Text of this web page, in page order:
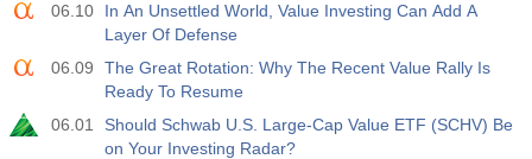
06.10
In An Unsettled World, Value Investing Can Add A
Layer Of Defense
06.09
The Great Rotation: Why The Recent Value Rally Is
Ready To Resume
06.01
Should Schwab U.S. Large-Cap Value ETF (SCHV) Be
on Your Investing Radar?